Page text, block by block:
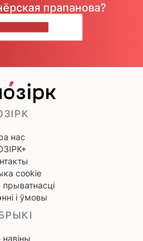
прапанова?
нас
cookie
прыватнасці
і ўмовы
навіны